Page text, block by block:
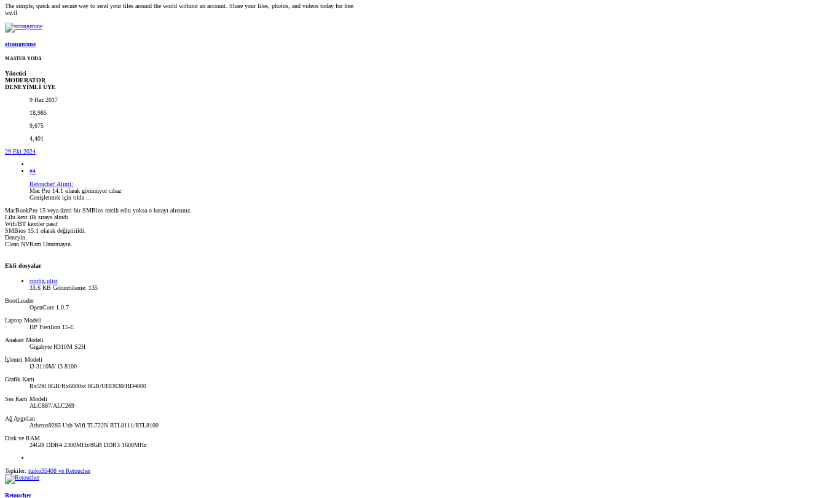
The simple, quick and secure way to send your files around the world without an account. Share your files, photos, and videos today for free.
we.tl
strangerone
MASTER YODA
Yönetici
MODERATOR
DENEYİMLİ ÜYE
9 Haz 2017
18,985
9,675
4,401
29 Eki 2024
#4
Retoucher' Alıntı:
Mac Pro 14.1 olarak görünüyor cihaz
Genişletmek için tıkla ...
MacBookPro 15 veya üzeri bir SMBios tercih edin yoksa o hatayı alırsınız.
Lilu.kext ilk sıraya alındı
Wifi/BT kextler pasif
SMBios 15.1 olarak değiştirildi.
Deneyin.
Clean NVRam Unutmayın.
Ekli dosyalar
config.plist
33.6 KB Görüntüleme: 135
BootLoader
OpenCore 1.0.7
Laptop Modeli
HP Pavilion 15-E
Anakart Modeli
Gigabyte H310M S2H
İşlemci Modeli
i3 3110M/ i3 8100
Grafik Kartı
Rx590 8GB/Rx6600xt 8GB/UHD630/HD4000
Ses Kartı Modeli
ALC887/ALC269
Ağ Aygıtları
Atheros9285 Usb Wifi TL722N RTL8111/RTL8100
Disk ve RAM
24GB DDR4 2300MHz/8GB DDR3 1600MHz
Tepkiler: turko35408 ve Retoucher
Retoucher